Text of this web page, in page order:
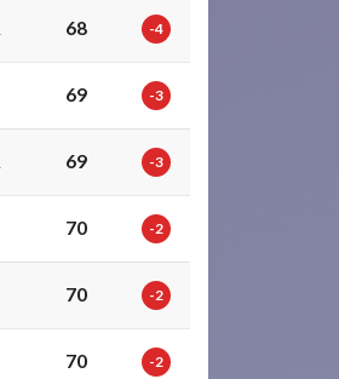
68 -4
69 -3
69 -3
70 -2
70 -2
70 -2